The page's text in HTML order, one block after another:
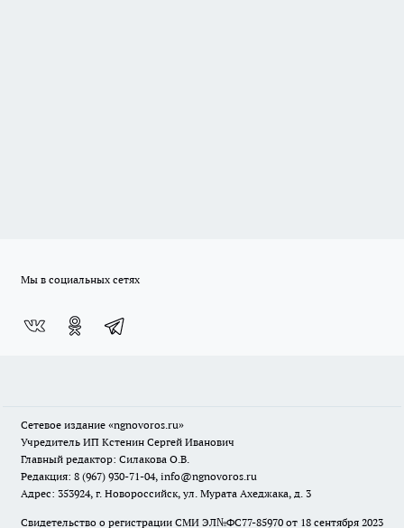
Мы в социальных сетях
Сетевое издание «ngnovoros.ru»
Учредитель ИП Кстенин Сергей Иванович
Главный редактор: Силакова О.В.
Редакция: 8 (967) 930-71-04, info@ngnovoros.ru
Адрес: 353924, г. Новороссийск, ул. Мурата Ахеджака, д. 3
Свидетельство о регистрации СМИ ЭЛ№ФС77-85970 от 18 сентября 2023